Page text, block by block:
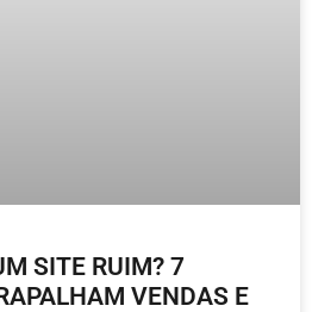
SITE RUIM? 7
VENDAS E